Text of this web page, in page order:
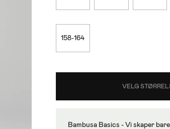
158-164
VELG
Bambusa Basics - Vi skaper